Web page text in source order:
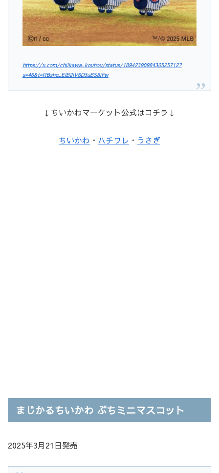
https://x.com/chiikawa_kouhou/status/1894239098430525712?
s=46&t=RBshq_EIB2IV6D3uBS8iFw
↓ちいかわマーケット公式はコチラ↓
ちいかわ ・ ハチワレ ・ うさぎ
まじかるちいかわ ぷちミニマスコット
2025年3月21日発売